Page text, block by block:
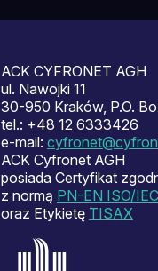
ACK CYFRONET AGH
ul. Nawojki 11
30-950 Kraków, P.O.
tel.: +48 12 6333426
e-mail:
ACK Cyfronet AGH
posiada Certyfikat
z normą PN-EN ISO/
oraz Etykietę TISAX